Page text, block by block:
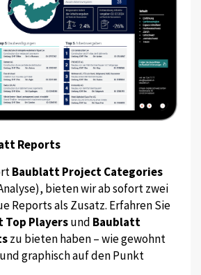
Reports
Baublatt Project Categories
bieten wir ab sofort zwei
Reports als Zusatz. Erfahren Sie
Top Playersund Baublatt
zu bieten haben – wie gewohnt
graphisch auf den Punkt